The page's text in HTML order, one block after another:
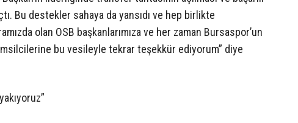
Bu destekler sahaya da yansıdı ve hep birlikte
olan OSB başkanlarımıza ve her zaman Bursaspor’un
bu vesileyle tekrar teşekkür ediyorum” diye